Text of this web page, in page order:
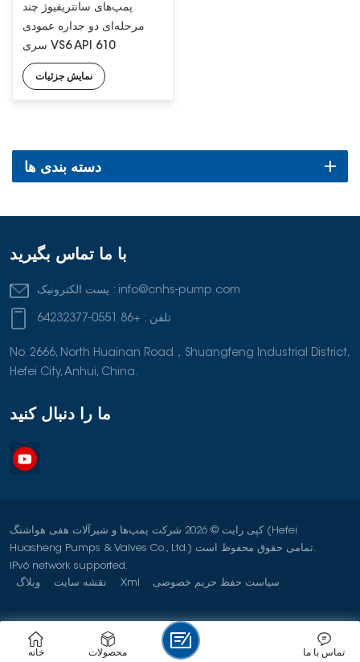
پمپ‌های سانتریفیوژ چند
مرحله‌ای دو جداره عمودی
سری VS6 API 610
نمایش جزئیات
دسته بندی ها
با ما تماس بگیرید
پست الکترونیک : info@cnhs-pump.com
تلفن : +86 0551-64232377
No. 2666, North Huainan Road，Shuangfeng Industrial District,
Hefei City, Anhui, China.
ما را دنبال کنید
کپی رایت © 2026 شرکت پمپ‌ها و شیرآلات هفی هواشنگ (Hefei
Huasheng Pumps & Valves Co., Ltd.) تمامی حقوق محفوظ است.
IPv6 network supported.
وبلاگ
نقشه سایت Xml سیاست حفظ حریم خصوصی
خانه محصولات تماس با ما